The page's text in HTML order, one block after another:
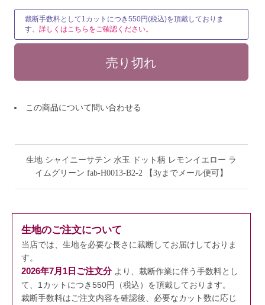
裁断手数料として1カットにつき550円(税込)を頂戴しておりま
す。詳しくはこちらをご確認ください。
この商品について問い合わせる
生地 シャイニーサテン 水玉 ドット柄 レモンイエロー ラ
イムグリーン fab-H0013-B2-2 【3yまでメール便可】
生地のご注文について
当店では、生地を必要な長さに裁断してお届けしておりま
す。
2026年7月1日ご注文分より、裁断作業に伴う手数料とし
て、1カットにつき550円（税込）を頂戴しております。
裁断手数料はご注文内容を確認後、必要なカット数に応じ